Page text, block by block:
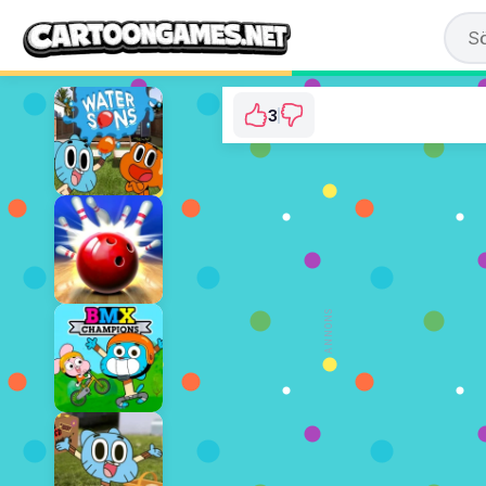
⭐ 75% (4 Röster)
SPELA NU
3
ANNONS